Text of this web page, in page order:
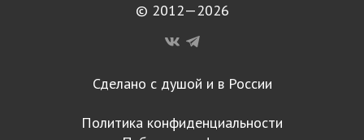
© 2012—2026
Сделано с душой и в России
Политика конфиденциальности